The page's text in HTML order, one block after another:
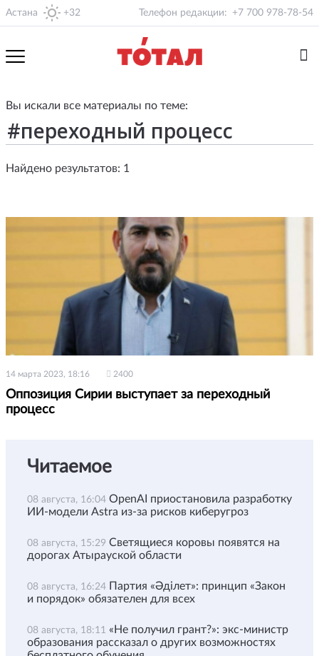
Астана +32 Телефон редакции: +7 700 978-78-54
Вы искали все материалы по теме:
Найдено результатов: 1
14 марта 2023, 18:16 2400
Оппозиция Сирии выступает за переходный
процесс
Читаемое
08 августа, 16:04 OpenAI приостановила разработку
ИИ-модели Astra из-за рисков киберугроз
08 августа, 15:29 Светящиеся коровы появятся на
дорогах Атырауской области
08 августа, 16:24 Партия «Әділет»: принцип «Закон
и порядок» обязателен для всех
08 августа, 18:11 «Не получил грант?»: экс-министр
образования рассказал о других возможностях